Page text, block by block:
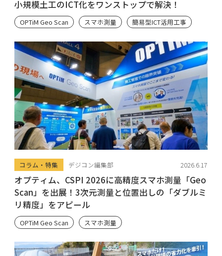
小規模土工のICT化をワンストップで解決！
OPTiM Geo Scan スマホ測量 簡易型ICT活用工事
コラム・特集 デジコン編集部 2026.6.17
オプティム、CSPI 2026に高精度スマホ測量「Geo
Scan」を出展！3次元測量と位置出しの「ダブルミ
リ精度」をアピール
OPTiM Geo Scan スマホ測量